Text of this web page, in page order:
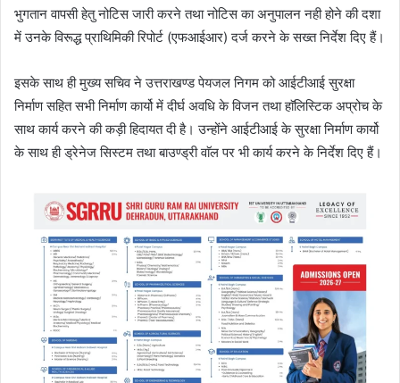
भुगतान वापसी हेतु नोटिस जारी करने तथा नोटिस का अनुपालन नही होने की दशा
में उनके विरूद्ध प्राथिमिकी रिपोर्ट (एफआईआर) दर्ज करने के सख्त निर्देश दिए हैं।
इसके साथ ही मुख्य सचिव ने उत्तराखण्ड पेयजल निगम को आईटीआई सुरक्षा
निर्माण सहित सभी निर्माण कार्यो में दीर्घ अवधि के विजन तथा हाॅलिस्टिक अप्रोच के
साथ कार्य करने की कड़ी हिदायत दी है। उन्होंने आईटीआई के सुरक्षा निर्माण कार्यो
के साथ ही ड्रेनेज सिस्टम तथा बाउण्ड्री वाॅल पर भी कार्य करने के निर्देश दिए हैं।